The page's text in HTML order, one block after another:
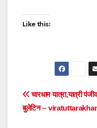
Like this:
Post
navigation
चारधाम यात्रा,यात्री
बुलेटिन –